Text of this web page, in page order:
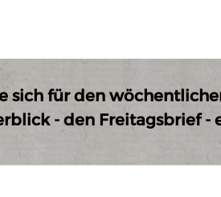
sich für den
- den Freitagsbrief -